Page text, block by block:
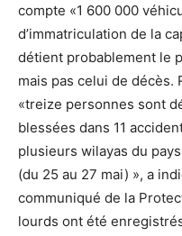
compte «1 600 000
d’immatriculation de la
détient probablement le
mais pas celui de décès.
«treize personnes sont
blessées dans 11
plusieurs wilayas du
(du 25 au 27 mai) », a
communiqué de la
lourds ont été